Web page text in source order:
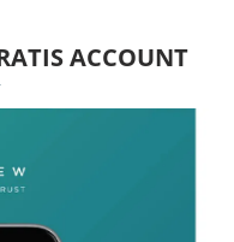
ACCOUNT